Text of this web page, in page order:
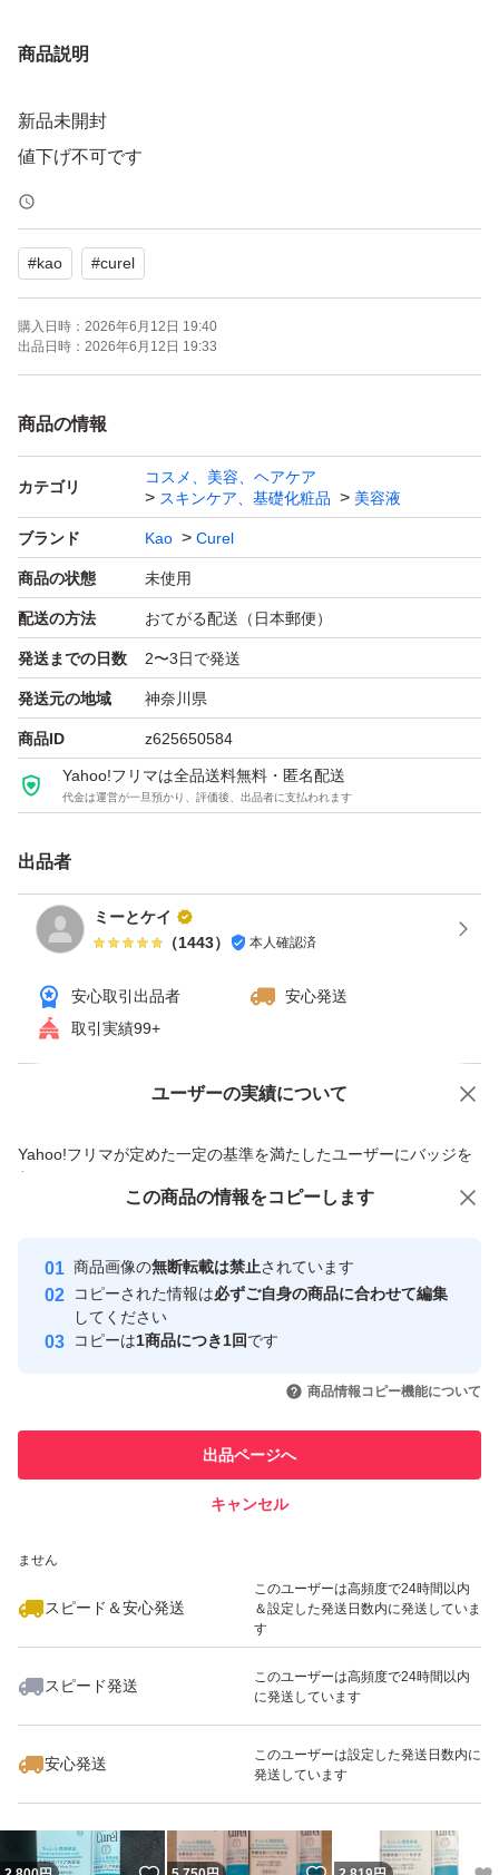
商品説明
新品未開封
値下げ不可です
#kao #curel
購入日時： 2026年6月12日 19:40
出品日時： 2026年6月12日 19:33
商品の情報
カテゴリ
コスメ、美容、ヘアケア
スキンケア、基礎化粧品
美容液
ブランド Kao Curel
商品の状態 未使用
配送の方法 おてがる配送（日本郵便）
発送までの日数 2〜3日で発送
発送元の地域 神奈川県
商品ID z625650584
Yahoo!フリマは全品送料無料・匿名配送
代金は運営が一旦預かり、評価後、出品者に支払われます
出品者
ミーとケイ
（1443） 本人確認済
安心取引出品者
安心発送
取引実績99+
ユーザーの実績について
Yahoo!フリマが定めた一定の基準を満たしたユーザーにバッジを
付与しています
安心取引出品者
心・安全なユーザーです
取引実績
引を完了させた実績があります
での取引実績があります
ません
スピード＆安心発送
このユーザーは高頻度で24時間以内
＆設定した発送日数内に発送していま
す
スピード発送
このユーザーは高頻度で24時間以内
に発送しています
安心発送
このユーザーは設定した発送日数内に
発送しています
価格の相談 商品への質問
この商品の情報をコピーします
商品画像の無断転載は禁止されています
コピーされた情報は必ずご自身の商品に合わせて編集
してください
コピーは1商品につき1回です
商品情報コピー機能について
出品ページへ
キャンセル
この商品をみている人にオススメ
いいね！
2,900